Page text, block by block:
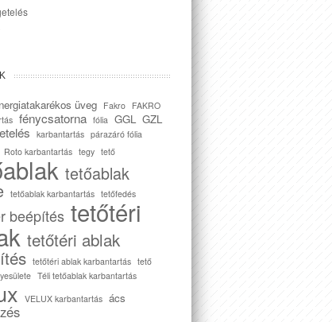
üveg Fakro FAKRO
fénycsatorna fólia GGL GZL
karbantartás párazáró fólia
Roto karbantartás tegy tető
tetőablak
tetőablak karbantartás tetőfedés
beépítés tetőtéri
tetőtéri ablak
tetőtéri ablak karbantartás tető
Téli tetőablak karbantartás
VELUX karbantartás ács